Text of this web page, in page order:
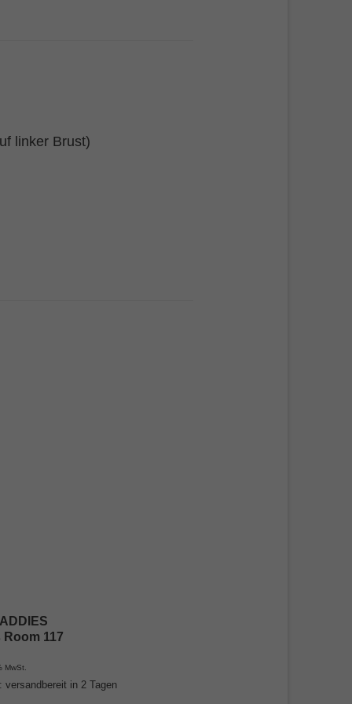
linker Brust)
117
MwSt.
versandbereit in 2 Tagen